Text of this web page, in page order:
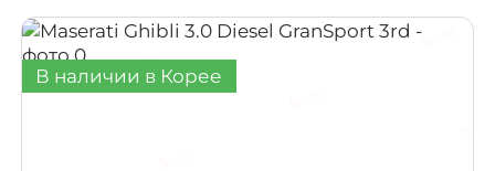
BYD(38)
В наличии в Корее